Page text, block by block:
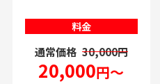
料金
通常価格 30,000円
20,000円～